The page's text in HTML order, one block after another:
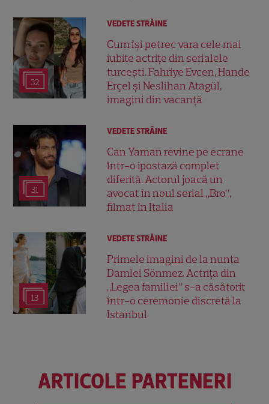
32
VEDETE STRĂINE
Cum își petrec vara cele mai
iubite actrițe din serialele
turcești. Fahriye Evcen, Hande
Erçel și Neslihan Atagül,
imagini din vacanță
31
VEDETE STRĂINE
Can Yaman revine pe ecrane
într-o ipostază complet
diferită. Actorul joacă un
avocat în noul serial „Bro”,
filmat în Italia
13
VEDETE STRĂINE
Primele imagini de la nunta
Damlei Sönmez. Actrița din
„Legea familiei” s-a căsătorit
într-o ceremonie discretă la
Istanbul
ARTICOLE PARTENERI